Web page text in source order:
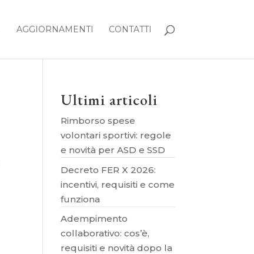
AGGIORNAMENTI CONTATTI
Ultimi articoli
Rimborso spese
volontari sportivi: regole
e novità per ASD e SSD
Decreto FER X 2026:
incentivi, requisiti e come
funziona
Adempimento
collaborativo: cos’è,
requisiti e novità dopo la